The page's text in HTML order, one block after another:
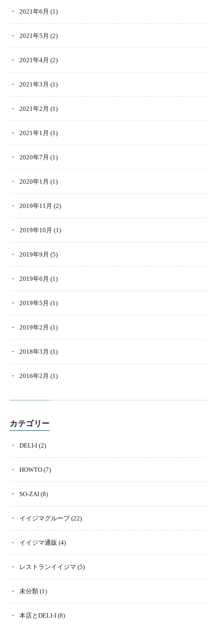
2021年6月 (1)
2021年5月 (2)
2021年4月 (2)
2021年3月 (1)
2021年2月 (1)
2021年1月 (1)
2020年7月 (1)
2020年1月 (1)
2019年11月 (2)
2019年10月 (1)
2019年9月 (5)
2019年6月 (1)
2019年5月 (1)
2019年2月 (1)
2018年3月 (1)
2016年2月 (1)
カテゴリー
DELI-I (2)
HOWTO (7)
SO-ZAI (8)
イイジマグループ(22)
イイジマ通販 (4)
レストランイイジマ (5)
未分類 (1)
本店とDELI-I (8)